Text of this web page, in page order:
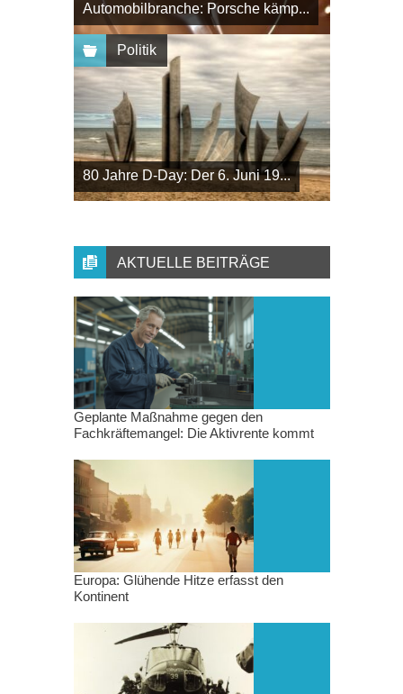
Automobilbranche: Porsche kämp...
Politik
80 Jahre D-Day: Der 6. Juni 19...
AKTUELLE BEITRÄGE
Geplante Maßnahme gegen den
Fachkräftemangel: Die Aktivrente kommt
Europa: Glühende Hitze erfasst den
Kontinent